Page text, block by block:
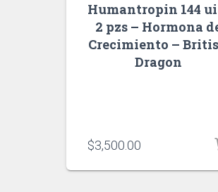
Humantropin 144
2 pzs – Hormona
Crecimiento –
Dragon
$3,500.00